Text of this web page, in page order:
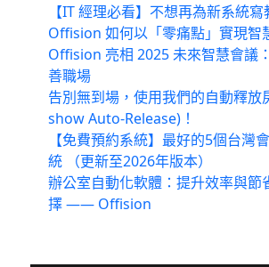
推
出
新
功
迎
混
工
【IT 經理必看】不想再為新系統寫
Offision 如何以「零痛點」實現智
Offision 亮相 2025 未來智慧會議
善職場
告別無到場，使用我們的自動釋放
show Auto-Release)！
【免費預約系統】最好的5個台灣
統 （更新至2026年版本）
辦公室自動化軟體：提升效率與節
擇 —— Offision